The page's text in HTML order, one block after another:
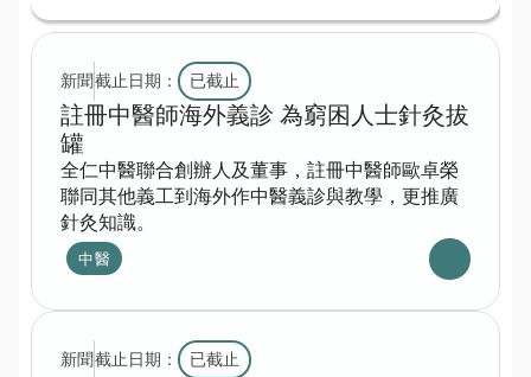
新聞截止日期： 已截止
註冊中醫師海外義診 為窮困人士針灸拔
罐
全仁中醫聯合創辦人及董事，註冊中醫師歐卓榮
聯同其他義工到海外作中醫義診與教學，更推廣
針灸知識。
中醫
新聞截止日期： 已截止